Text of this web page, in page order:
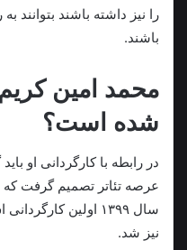
را نیز داشته باشند
باشند.
محمد امین
شده است؟
در رابطه با کارگردانی او
عرصه تئاتر تصمیم گرفت که
سال ۱۳۹۹ اولین
نیز شد.